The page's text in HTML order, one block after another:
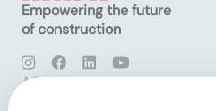
Empowering the future
of construction
AGB